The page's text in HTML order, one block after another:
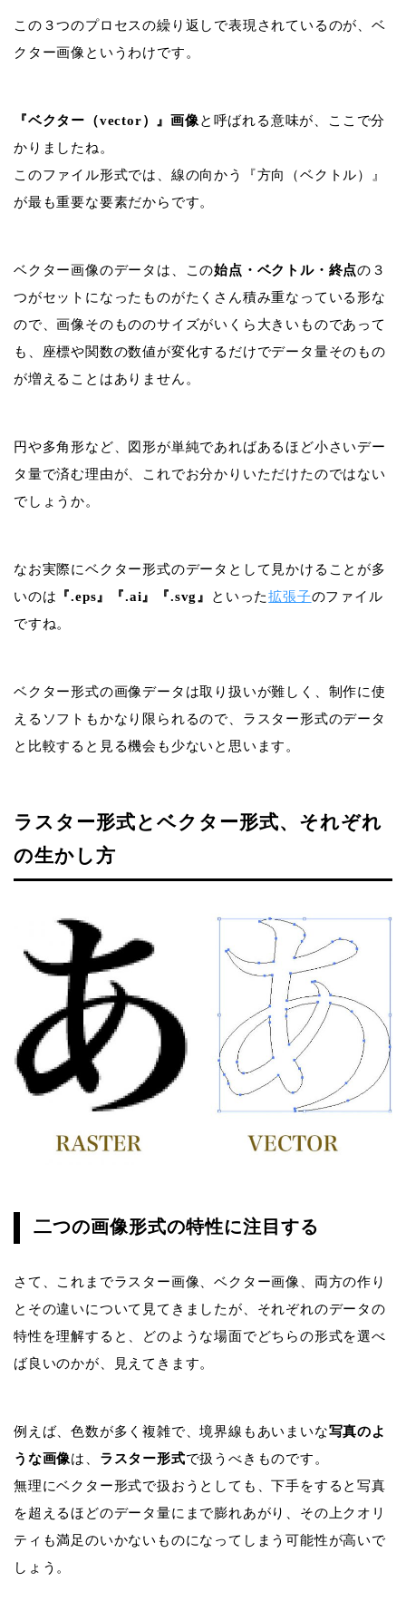
この３つのプロセスの繰り返しで表現されているのが、ベ
クター画像というわけです。
『ベクター（vector）』画像 と呼ばれる意味が、ここで分
かりましたね。
このファイル形式では、線の向かう『方向（ベクトル）』
が最も重要な要素だからです。
ベクター画像のデータは、この始点・ベクトル・終点の３
つがセットになったものがたくさん積み重なっている形な
ので、画像そのもののサイズがいくら大きいものであって
も、座標や関数の数値が変化するだけでデータ量そのもの
が増えることはありません。
円や多角形など、図形が単純であればあるほど小さいデー
タ量で済む理由が、これでお分かりいただけたのではない
でしょうか。
なお実際にベクター形式のデータとして見かけることが多
いのは 『.eps』『.ai』『.svg』 といった拡張子のファイル
ですね。
ベクター形式の画像データは取り扱いが難しく、制作に使
えるソフトもかなり限られるので、ラスター形式のデータ
と比較すると見る機会も少ないと思います。
ラスター形式とベクター形式、それぞれ
の生かし方
二つの画像形式の特性に注目する
さて、これまでラスター画像、ベクター画像、両方の作り
とその違いについて見てきましたが、それぞれのデータの
特性を理解すると、どのような場面でどちらの形式を選べ
ば良いのかが、見えてきます。
例えば、色数が多く複雑で、境界線もあいまいな写真のよ
うな画像は、 ラスター形式で扱うべきものです。
無理にベクター形式で扱おうとしても、下手をすると写真
を超えるほどのデータ量にまで膨れあがり、その上クオリ
ティも満足のいかないものになってしまう可能性が高いで
しょう。